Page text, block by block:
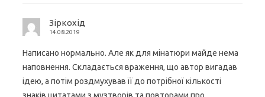
Зіркохід
14.08.2019
Написано нормально. Але як для мінатюри майде нема
наповнення. Складається враження, що автор вигадав
ідею, а потім роздмухував її до потрібної кількості